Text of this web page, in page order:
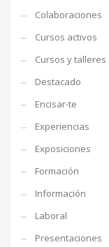
Colaboraciones
Cursos activos
Cursos y talleres
Destacado
Encisar-te
Experiencias
Exposiciones
Formación
Información
Laboral
Presentaciones